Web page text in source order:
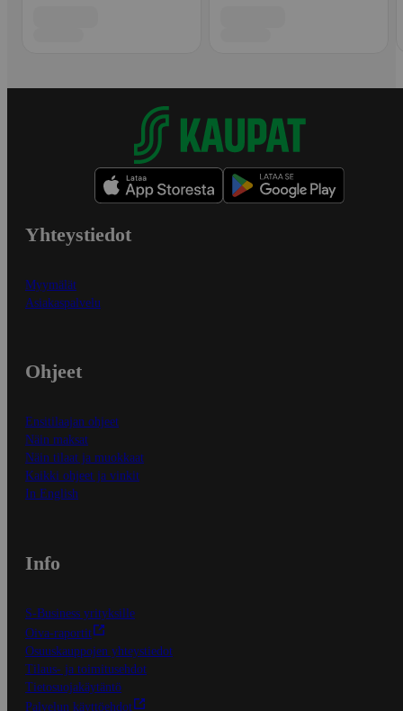
Yhteystiedot
Myymälät
Asiakaspalvelu
Ohjeet
Ensitilaajan ohjeet
Näin maksat
Näin tilaat ja muokkaat
Kaikki ohjeet ja vinkit
In English
Info
S-Business yrityksille
Oiva-raportit
Osuuskauppojen yhteystiedot
Tilaus- ja toimitusehdot
Tietosuojakäytäntö
Palvelun käyttöehdot